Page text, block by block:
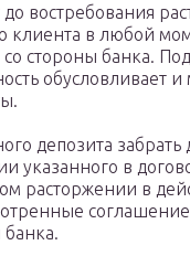
востребования
клиента в любой
стороны банка.
обусловливает и
депозита
указанного в
расторжении в